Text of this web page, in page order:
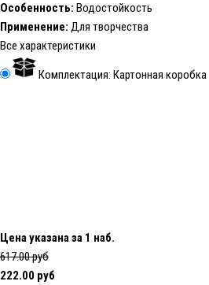
Особенность: Водостойкость
Применение: Для творчества
Все характеристики
Комплектация: Картонная коробка
Цена указана за 1 наб.
617.00 руб
222.00 руб